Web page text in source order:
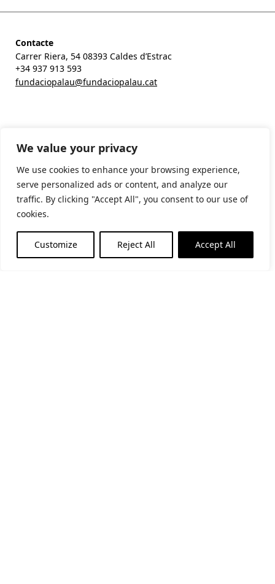
We value your privacy
We use cookies to enhance your browsing experience,
serve personalized ads or content, and analyze our
traffic. By clicking "Accept All", you consent to our use of
cookies.
Customize Reject All Accept All
Contacte
Carrer Riera, 54 08393 Caldes d’Estrac
+34 937 913 593
fundaciopalau@fundaciopalau.cat
(de l’1 de juny al 30 de setembre)
Matins: De dimarts a diumenge i festius: 11-14h
Tardes: De dimarts a dissabte: 17-20h